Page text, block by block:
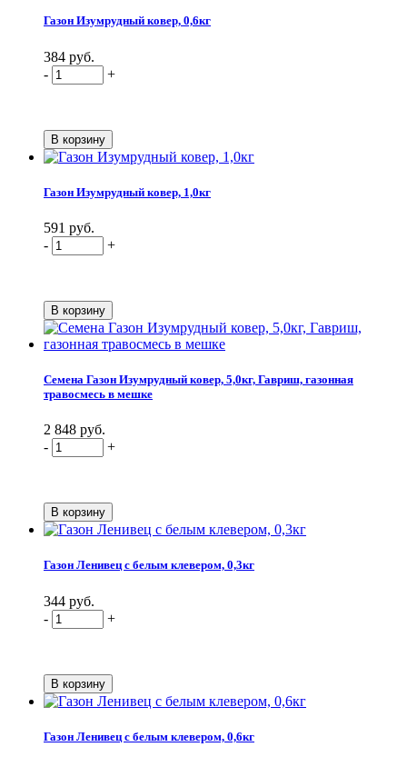
Газон Изумрудный ковер, 0,6кг
384 руб.
-
+
Газон Изумрудный ковер, 1,0кг
591 руб.
-
+
Семена Газон Изумрудный ковер, 5,0кг, Гавриш, газонная
травосмесь в мешке
2 848 руб.
-
+
Газон Ленивец с белым клевером, 0,3кг
344 руб.
-
+
Газон Ленивец с белым клевером, 0,6кг